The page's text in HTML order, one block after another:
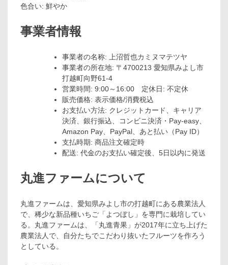
色合い: 鮮やか
事業者情報
事業者の名称: 上沼哲也カミヌマテツヤ
事業者の所在地: 〒4700213 愛知県みよし市
打越町向野61-4
営業時間: 9:00～16:00 定休日: 不定休
販売価格: 表示価格/消費税込
お支払い方法: クレジットカード、キャリア
決済、銀行振込、コンビニ決済・Pay-easy、
Amazon Pay、PayPal、あと払い（Pay ID）
支払時期: 商品注文確定時
配送: 代金のお支払い確定後、5日以内に発送
丸進ファームについて
丸進ファームは、愛知県みよし市の打越町にある農業法人
で、稀少な新品種いちご「よつぼし」を専門に栽培してい
る。丸進ファームは、「丸進青果」が2017年に立ち上げた
農業法人で、自分たちでこだわり抜いたフルーツを作ろう
としている。